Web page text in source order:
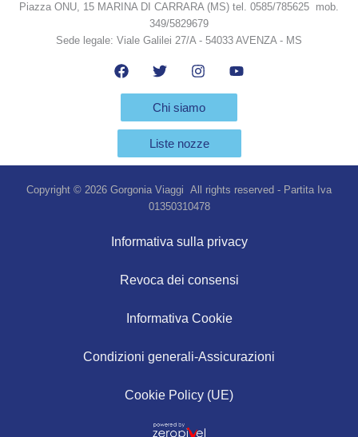
Piazza ONU, 15 MARINA DI CARRARA (MS) tel. 0585/785625 mob.
349/5829679
Sede legale: Viale Galilei 27/A - 54033 AVENZA - MS
Chi siamo
Liste nozze
Copyright © 2026 Gorgonia Viaggi All rights reserved - Partita Iva
01350310478
Informativa sulla privacy
Revoca dei consensi
Informativa Cookie
Condizioni generali-Assicurazioni
Cookie Policy (UE)